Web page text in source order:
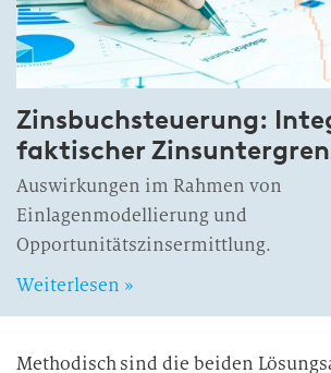
Zinsbuchsteuerung:
faktischer
Auswirkungen im Rahmen von
Einlagenmodellierung und
Opportunitätszinsermittlung.
Weiterlesen »
Methodisch sind die beiden